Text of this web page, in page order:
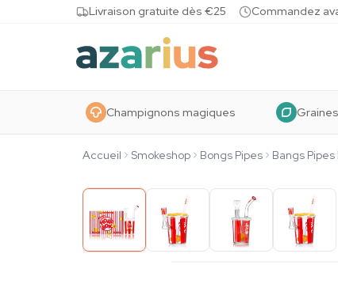
Skip to contentLivraison gratuite dès €25 Commandez
Champignons magiques
Accueil Smokeshop Bongs Pipes Bangs Pipes